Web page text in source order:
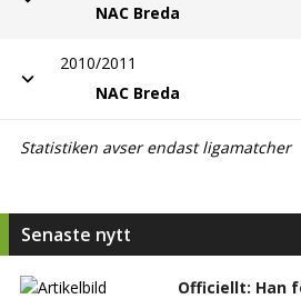
NAC Breda
2010/2011
NAC Breda
Statistiken avser endast ligamatcher
Senaste nytt
Officiellt: Han